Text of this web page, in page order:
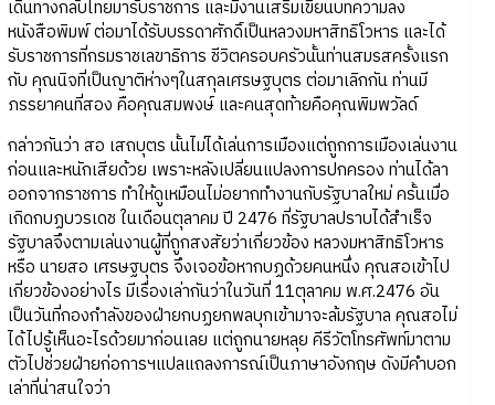
เดินทางกลับไทยมารับราชการ และมีงานเสริมเขียนบทความลง
หนังสือพิมพ์ ต่อมาได้รับบรรดาศักดิ์เป็นหลวงมหาสิทธิโวหาร และได้
รับราชการที่กรมราชเลขาธิการ ชีวิตครอบครัวนั้นท่านสมรสครั้งแรก
กับ คุณนิจที่เป็นญาติห่างๆในสกุลเศรษฐบุตร ต่อมาเลิกกัน ท่านมี
ภรรยาคนที่สอง คือคุณสมพงษ์ และคนสุดท้ายคือคุณพิมพวัลด์
กล่าวกันว่า สอ เสถบุตร นั้นไม่ได้เล่นการเมืองแต่ถูกการเมืองเล่นงาน
ก่อนและหนักเสียด้วย เพราะหลังเปลี่ยนแปลงการปกครอง ท่านได้ลา
ออกจากราชการ ทำให้ดูเหมือนไม่อยากทำงานกับรัฐบาลใหม่ ครั้นเมื่อ
เกิดกบฏบวรเดช ในเดือนตุลาคม ปี 2476 ที่รัฐบาลปราบได้สำเร็จ
รัฐบาลจึงตามเล่นงานผู้ที่ถูกสงสัยว่าเกี่ยวข้อง หลวงมหาสิทธิโวหาร
หรือ นายสอ เศรษฐบุตร จึงเจอข้อหากบฏด้วยคนหนึ่ง คุณสอเข้าไป
เกี่ยวข้องอย่างไร มีเรื่องเล่ากันว่าในวันที่ 11ตุลาคม พ.ศ.2476 อัน
เป็นวันที่กองกำลังของฝ่ายกบฏยกพลบุกเข้ามาจะล้มรัฐบาล คุณสอไม่
ได้ไปรู้เห็นอะไรด้วยมาก่อนเลย แต่ถูกนายหลุย คีรีวัตโทรศัพท์มาตาม
ตัวไปช่วยฝ่ายก่อการฯแปลแถลงการณ์เป็นภาษาอังกฤษ ดังมีคำบอก
เล่าที่น่าสนใจว่า